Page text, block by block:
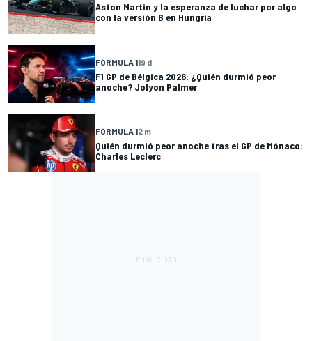
Aston Martin y la esperanza de luchar por algo
con la versión B en Hungría
FÓRMULA 119 d
F1 GP de Bélgica 2026: ¿Quién durmió peor
anoche? Jolyon Palmer
FÓRMULA 12 m
Quién durmió peor anoche tras el GP de Mónaco:
Charles Leclerc